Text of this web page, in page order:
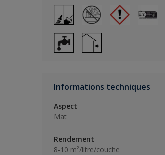
Informations techniques
Aspect
Mat
Rendement
8-10 m²/litre/couche